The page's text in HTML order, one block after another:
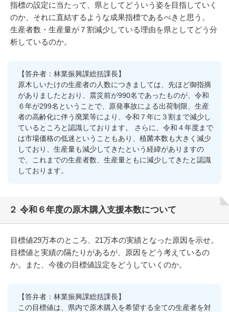
指標の設定に当たって、県としてどういう姿を目指していく
のか、それに直結するような成果指標であるべきと思う。
生産者数・生産量が７割減少している理由を県としてどう分
析しているのか。
【答弁者：林業振興課総括課長】
原木しいたけの生産者の人数につきましては、先ほど御指摘
がありましたとおり、震災前が990名であったものが、令和
６年が299名ということで、原発事故による出荷制限、生産
者の高齢化に伴う廃業等により、令和７年に３割まで減少し
ているところと認識しております。 さらに、令和４年度まで
は市場価格の低迷ということもあり、植菌本数も大きく減少
しており、生産量も減少してきたという経緯がありますの
で、これまでの生産者数、生産量ともに減少してきたと認識
しております。
２ 令和６年度の原木購入支援本数について
目標値29万本のところ、21万本の実績となった原因を示せ。
目標値と実績の隔たりがあるが、原因をどう考えているの
か。また、今後の目標値設定をどうしていくのか。
【答弁者：林業振興課総括課長】
この目標値は、県内で原木購入を希望する全ての生産者を対